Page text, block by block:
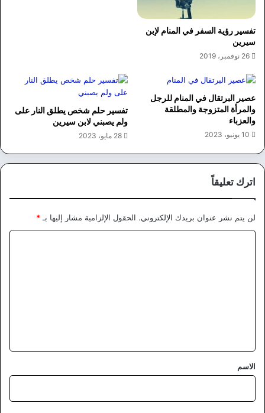
تفسير رؤية السفر في المنام لإبن
سيرين
26 نوفمبر، 2019
عصير البرتقال في المنام للرجل
والمرأة المتزوجة والمطلقة
والعزباء
10 يونيو، 2023
تفسير حلم شخص يطلق النار على
ولم يصبني لابن سيرين
28 مايو، 2023
اترك تعليقاً
لن يتم نشر عنوان بريدك الإلكتروني. الحقول الإلزامية مشار إليها بـ *
*
الاسم